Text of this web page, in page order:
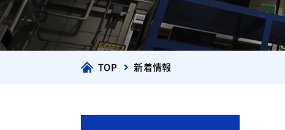
TOP 新着情報